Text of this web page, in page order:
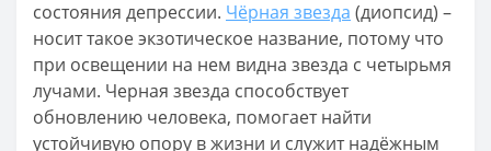
состояния депрессии. Чёрная звезда (диопсид) –
носит такое экзотическое название, потому что
при освещении на нем видна звезда с четырьмя
лучами. Черная звезда способствует
обновлению человека, помогает найти
устойчивую опору в жизни и служит надёжным